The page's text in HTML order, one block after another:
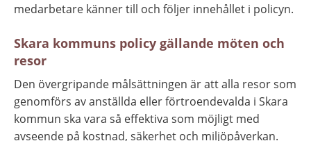
medarbetare känner till och följer innehållet i policyn.
Skara kommuns policy gällande möten och
resor
Den övergripande målsättningen är att alla resor som
genomförs av anställda eller förtroendevalda i Skara
kommun ska vara så effektiva som möjligt med
avseende på kostnad, säkerhet och miljöpåverkan.